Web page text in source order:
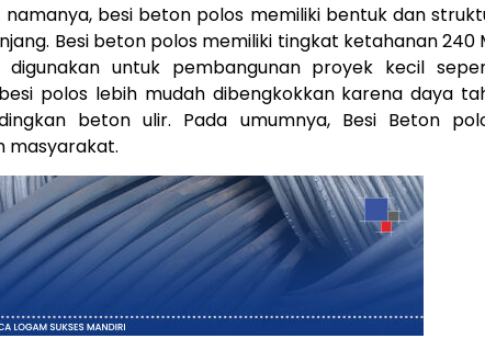
namanya, besi beton polos memiliki bentuk dan
Besi beton polos memiliki tingkat ketahanan 240
digunakan untuk pembangunan proyek kecil
polos lebih mudah dibengkokkan karena daya
beton ulir. Pada umumnya, Besi Beton
masyarakat.